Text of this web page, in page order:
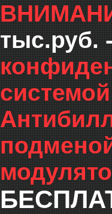
тыс.руб.